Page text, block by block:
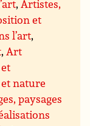
,Artistes,
et
l’art,
,Art
nature
paysages